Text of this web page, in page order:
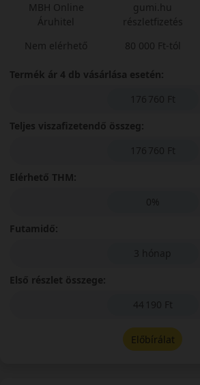
MBH Online
Áruhitel
Nem elérhető
gumi.hu
részletfizetés
80 000 Ft-tól
Termék ár 4 db vásárlása esetén:
176 760 Ft
Teljes viszafizetendő összeg:
176 760 Ft
Elérhető THM:
0%
Futamidő:
3 hónap
Első részlet összege:
44 190 Ft
Előbírálat